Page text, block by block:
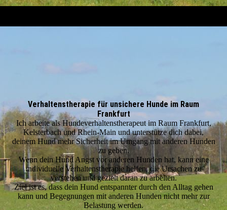
Verhaltenstherapie für unsichere Hunde im Raum
Frankfurt
Ich arbeite als Hundeverhaltenstherapeut im Raum Frankfurt,
Kelsterbach und Rhein-Main und unterstütze dich dabei,
deinem Hund mehr Sicherheit im Umgang mit anderen Hunden
zu geben.
Wenn dein Hund Angst vor anderen Hunden hat, kann eine
individuelle Verhaltenstherapie helfen, die Ursachen zu
verstehen und gezielt daran zu arbeiten.
Ziel ist es, dass dein Hund entspannter durch den Alltag gehen
kann und Begegnungen mit anderen Hunden nicht mehr zur
Belastung werden.